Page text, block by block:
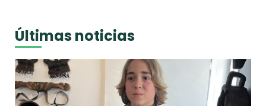
Últimas noticias